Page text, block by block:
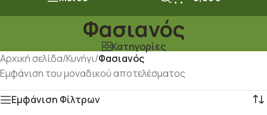
Φασιανός
Κατηγορίες
Αρχική σελίδα/Κυνήγι/Φασιανός
Εμφάνιση του μοναδικού αποτελέσματος
Εμφάνιση Φίλτρων